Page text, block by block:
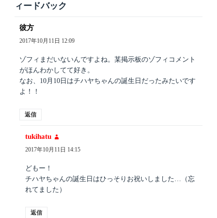
ィードバック
彼方
り:
2017年10月11日 12:09
ゾフィまだいないんですよね。某掲示板のゾフィコメント
がほんわかしてて好き。
なお、10月10日はチハヤちゃんの誕生日だったみたいです
よ！！
返信
tukihatu
り:
2017年10月11日 14:15
どもー！
チハヤちゃんの誕生日はひっそりお祝いしました…（忘
れてました）
返信